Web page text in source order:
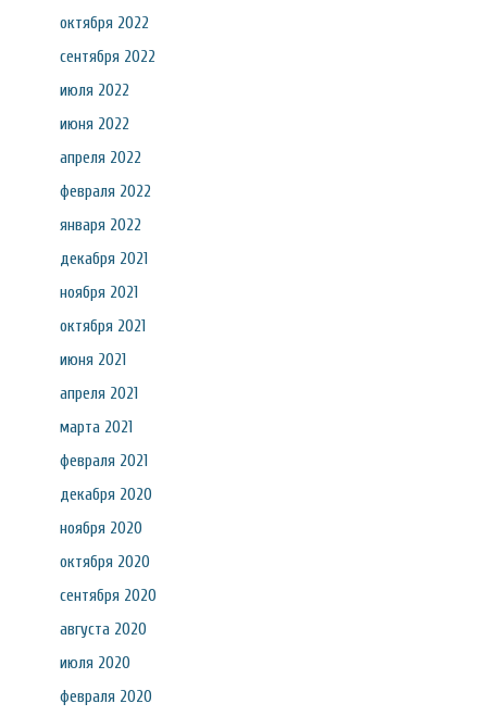
октября 2022
сентября 2022
июля 2022
июня 2022
апреля 2022
февраля 2022
января 2022
декабря 2021
ноября 2021
октября 2021
июня 2021
апреля 2021
марта 2021
февраля 2021
декабря 2020
ноября 2020
октября 2020
сентября 2020
августа 2020
июля 2020
февраля 2020